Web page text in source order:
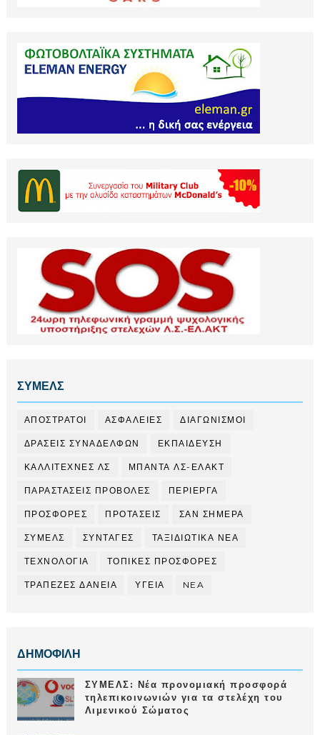
ΣΥΜΕΛΣ
ΑΠΟΣΤΡΑΤΟΙ ΑΣΦΑΛΕΙΕΣ ΔΙΑΓΩΝΙΣΜΟΙ
ΔΡΑΣΕΙΣ ΣΥΝΑΔΕΛΦΩΝ ΕΚΠΑΙΔΕΥΣΗ
ΚΑΛΛΙΤΕΧΝΕΣ ΛΣ ΜΠΑΝΤΑ ΛΣ-ΕΛΑΚΤ
ΠΑΡΑΣΤΑΣΕΙΣ ΠΡΟΒΟΛΕΣ ΠΕΡΙΕΡΓΑ
ΠΡΟΣΦΟΡΕΣ ΠΡΟΤΑΣΕΙΣ ΣΑΝ ΣΗΜΕΡΑ
ΣΥΜΕΛΣ ΣΥΝΤΑΓΕΣ ΤΑΞΙΔΙΩΤΙΚΑ ΝΕΑ
ΤΕΧΝΟΛΟΓΙΑ ΤΟΠΙΚΕΣ ΠΡΟΣΦΟΡΕΣ
ΤΡΑΠΕΖΕΣ ΔΑΝΕΙΑ ΥΓΕΙΑ NEA
ΔΗΜΟΦΙΛΗ
ΣΥΜΕΛΣ: Νέα προνομιακή προσφορά
τηλεπικοινωνιών για τα στελέχη του
Λιμενικού Σώματος